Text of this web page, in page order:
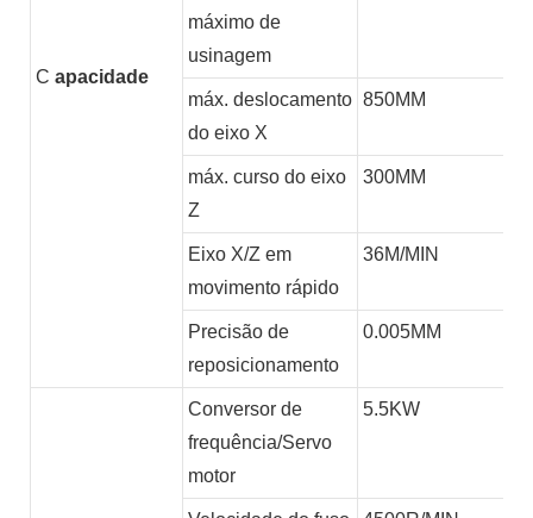
C apacidade
máximo de
usinagem
máx. deslocamento
do eixo X
850MM
máx. curso do eixo
Z
300MM
Eixo X/Z em
movimento rápido
36M/MIN
Precisão de
reposicionamento
0.005MM
Conversor de
frequência/Servo
motor
5.5KW